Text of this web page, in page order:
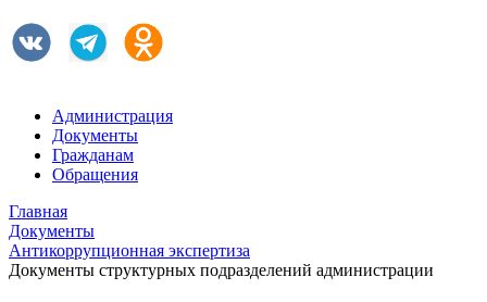
Администрация
Документы
Гражданам
Обращения
Главная
Документы
Антикоррупционная экспертиза
Документы структурных подразделений администрации